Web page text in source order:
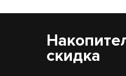
скидка